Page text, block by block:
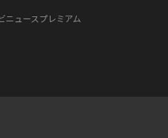
ニュースプレミアム